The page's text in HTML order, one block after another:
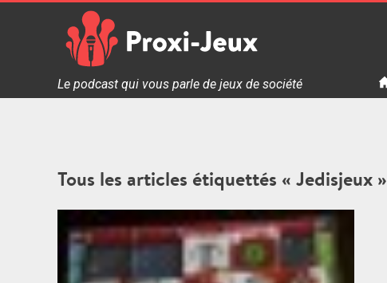
Proxi Jeux - Le podcast qui vous parle de jeux de société
Le podcast qui vous parle de jeux de société
Tous les articles étiquettés « Jedisjeux »